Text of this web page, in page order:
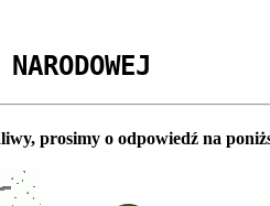
prosimy o odpowiedź na